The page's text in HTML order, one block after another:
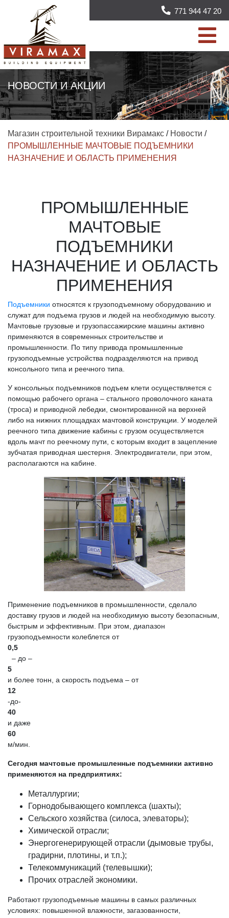
771 944 47 20
НОВОСТИ И АКЦИИ
Магазин строительной техники Вирамакс / Новости /
ПРОМЫШЛЕННЫЕ МАЧТОВЫЕ ПОДЪЕМНИКИ
НАЗНАЧЕНИЕ И ОБЛАСТЬ ПРИМЕНЕНИЯ
ПРОМЫШЛЕННЫЕ
МАЧТОВЫЕ
ПОДЪЕМНИКИ
НАЗНАЧЕНИЕ И ОБЛАСТЬ
ПРИМЕНЕНИЯ
Подъемники относятся к грузоподъемному оборудованию и
служат для подъема грузов и людей на необходимую высоту.
Мачтовые грузовые и грузопассажирские машины активно
применяются в современных строительстве и
промышленности. По типу привода промышленные
грузоподъемные устройства подразделяются на привод
консольного типа и реечного типа.
У консольных подъемников подъем клети осуществляется с
помощью рабочего органа – стального проволочного каната
(троса) и приводной лебедки, смонтированной на верхней
либо на нижних площадках мачтовой конструкции. У моделей
реечного типа движение кабины с грузом осуществляется
вдоль мачт по реечному пути, с которым входит в зацепление
зубчатая приводная шестерня. Электродвигатели, при этом,
располагаются на кабине.
Применение подъемников в промышленности, сделало
доставку грузов и людей на необходимую высоту безопасным,
быстрым и эффективным. При этом, диапазон
грузоподъемности колеблется от
0,5
– до –
5
и более тонн, а скорость подъема – от
12
-до-
40
и даже
60
м/мин.
Сегодня мачтовые промышленные подъемники активно
применяются на предприятиях:
Металлургии;
Горнодобывающего комплекса (шахты);
Сельского хозяйства (силоса, элеваторы);
Химической отрасли;
Энергогенерирующей отрасли (дымовые трубы,
градирни, плотины, и т.п.);
Телекоммуникаций (телевышки);
Прочих отраслей экономики.
Работают грузоподъемные машины в самых различных
условиях: повышенной влажности, загазованности,